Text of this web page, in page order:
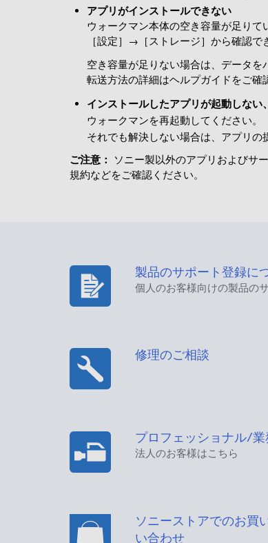
アプリがインストールできない
ウォークマン本体の空き容量が足りて
［設定］→［ストレージ］から確認で
空き容量が足りない場合は、データを
転送方法の詳細はヘルプガイドをご確
インストールしたアプリが起動しない
ウォークマンを再起動してください。
それでも解決しない場合は、アプリの
ご注意：
ソニー製以外のアプリおよびサ
規約などをご確認ください。
製品のサポート登録に
個人のお客様向けの製品の
修理のご相談
プロフェッショナル/
法人のお客様はこちら
ソニーストアでのお買
い合わせ